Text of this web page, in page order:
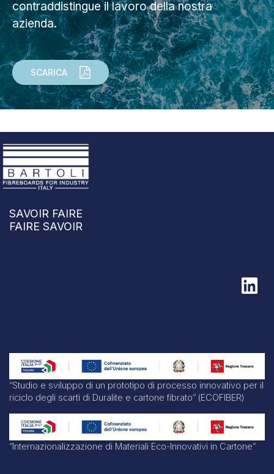
contraddistingue il lavoro della nostra
azienda.
SCARICA
SAVOIR FAIRE
FAIRE SAVOIR
“Studio e sviluppo di un prototipo di processo innovativo per il
riciclo degli scarti di Duralite e cartone fibrato” (ECOFIBER)
“Internazionalizzazione di Materiali Eco-Innovativi in Cartone”